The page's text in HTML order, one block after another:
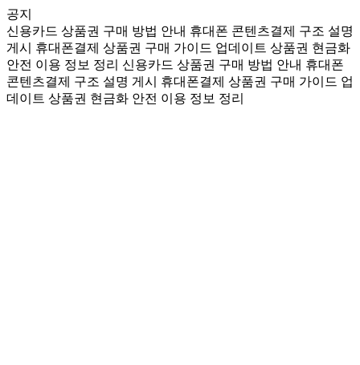
공지
신용카드 상품권 구매 방법 안내 휴대폰 콘텐츠결제 구조 설명
게시
휴대폰결제 상품권 구매 가이드 업데이트 상품권 현금화
안전 이용 정보 정리 신용카드 상품권 구매 방법 안내 휴대폰
콘텐츠결제 구조 설명 게시
휴대폰결제 상품권 구매 가이드 업
데이트 상품권 현금화 안전 이용 정보 정리